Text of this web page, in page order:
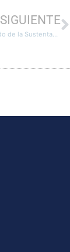
SIGUIENTE
Proaktiva y el Legado de la Sustentabilidad: Compromiso Empresarial